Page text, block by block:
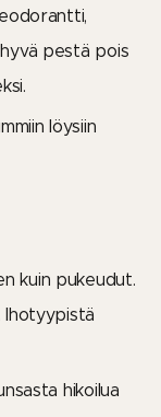
pestä pois
löysiin
kuin pukeudut.
Ihotyypistä
hikoilua